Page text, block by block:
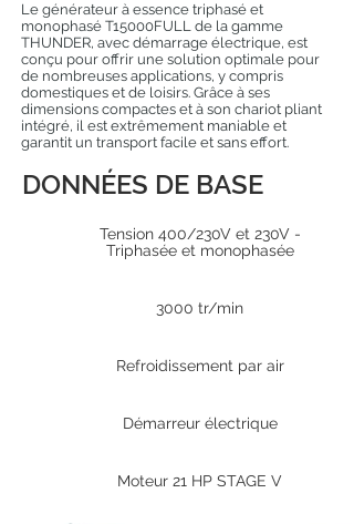
Le générateur à essence triphasé et
monophasé T15000FULL de la gamme
THUNDER, avec démarrage électrique, est
conçu pour offrir une solution optimale pour
de nombreuses applications, y compris
domestiques et de loisirs. Grâce à ses
dimensions compactes et à son chariot pliant
intégré, il est extrêmement maniable et
garantit un transport facile et sans effort.
DONNÉES DE BASE
Tension 400/230V et 230V -
Triphasée et monophasée
3000 tr/min
Refroidissement par air
Démarreur électrique
Moteur 21 HP STAGE V